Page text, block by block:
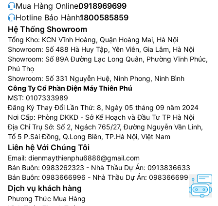
Mua Hàng Online:0918969699
Hotline Bảo Hành:1800585859
Hệ Thống Showroom
Tổng Kho: KCN Vĩnh Hoàng, Quận Hoàng Mai, Hà Nội
Showroom: Số 488 Hà Huy Tập, Yên Viên, Gia Lâm, Hà Nội
Showroom: Số 89A Đường Lạc Long Quân, Phường Vĩnh Phúc,
Phú Thọ
Showroom: Số 331 Nguyễn Huệ, Ninh Phong, Ninh Bình
Công Ty Cổ Phần Điện Máy Thiên Phú
MST: 0107333989
Đăng Ký Thay Đổi Lần Thứ: 8, Ngày 05 tháng 09 năm 2024
Nơi Cấp: Phòng DKKD - Sở Kế Hoạch và Đầu Tư TP Hà Nội
Địa Chỉ Trụ Sở: Số 2, Ngách 765/27, Đường Nguyễn Văn Linh,
Tổ 5 P.Sài Đồng, Q.Long Biên, TP.Hà Nội, Việt Nam
Liên hệ Với Chúng Tôi
Email: dienmaythienphu6886@gmail.com
Bán Buôn: 0983262323 - Nhà Thầu Dự Án: 0913836633
Bán Buôn: 0983666996 - Nhà Thầu Dự Án: 0983666996
Dịch vụ khách hàng
Phương Thức Mua Hàng